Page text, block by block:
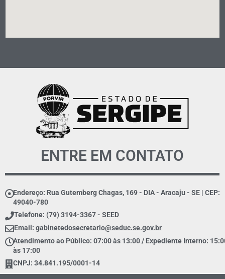
ENTRE EM CONTATO
Endereço: Rua Gutemberg Chagas, 169 - DIA - Aracaju - SE | CEP:
49040-780
Telefone: (79) 3194-3367 - SEED
Email: gabinetedosecretario@seduc.se.gov.br
Atendimento ao Público: 07:00 às 13:00 / Expediente Interno:
às 17:00
CNPJ: 34.841.195/0001-14